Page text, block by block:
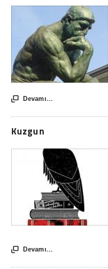
 Devamı...
Kuzgun
 Devamı...